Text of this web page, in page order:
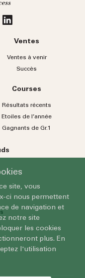
Ventes
Ventes à venir
Succès
Courses
Résultats récents
Etoiles de l’année
Gagnants de Gr.1
site, vous
ci nous permettent
de navigation et
notre site
les cookies
plus. En
l'utilisation